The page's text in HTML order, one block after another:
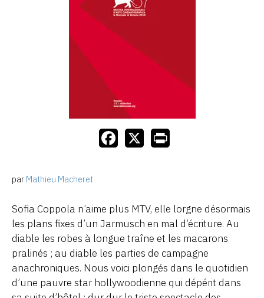
par Mathieu Macheret
Sofia Coppola n’aime plus MTV, elle lorgne désormais
les plans fixes d’un Jarmusch en mal d’écriture. Au
diable les robes à longue traîne et les macarons
pralinés ; au diable les parties de campagne
anachroniques. Nous voici plongés dans le quotidien
d’une pauvre star hollywoodienne qui dépérit dans